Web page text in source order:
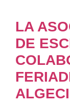
LA
DE